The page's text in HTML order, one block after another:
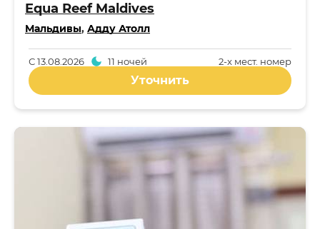
Equa Reef Maldives
Мальдивы, Адду Атолл
2-x мест. номер
С13.08.2026 11 ночей
Уточнить